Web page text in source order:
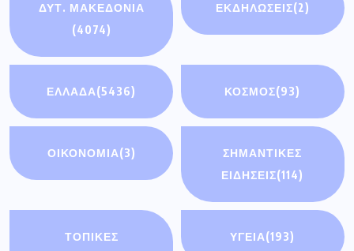
ΔΥΤ. ΜΑΚΕΔΟΝΙΑ
(4074)
ΕΚΔΗΛΩΣΕΙΣ(2)
ΕΛΛΑΔΑ(5436) ΚΟΣΜΟΣ(93)
ΟΙΚΟΝΟΜΊΑ(3)
ΣΗΜΑΝΤΙΚΈΣ
ΕΙΔΉΣΕΙΣ(114)
ΤΟΠΙΚΕΣ
ΥΓΕΙΑ(193)